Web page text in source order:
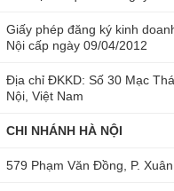
Giấy phép đăng ký kinh
Nội cấp ngày 09/04/2012
Địa chỉ ĐKKD: Số 30 Mạc
Nội, Việt Nam
CHI NHÁNH HÀ NỘI
579 Phạm Văn Đồng, P.